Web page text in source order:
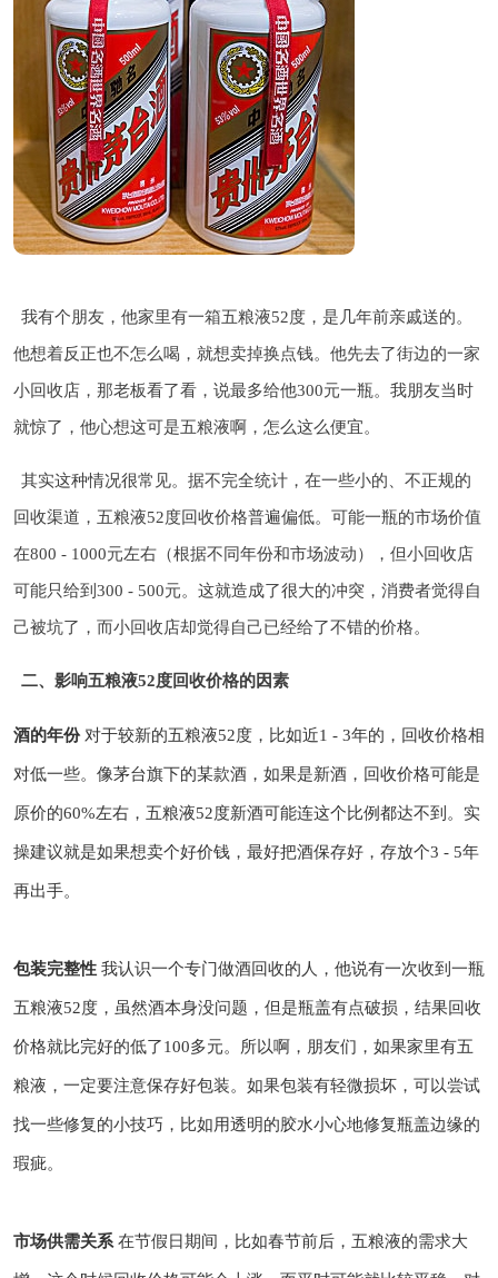
我有个朋友，他家里有一箱五粮液52度，是几年前亲戚送的。
他想着反正也不怎么喝，就想卖掉换点钱。他先去了街边的一家
小回收店，那老板看了看，说最多给他300元一瓶。我朋友当时
就惊了，他心想这可是五粮液啊，怎么这么便宜。
其实这种情况很常见。据不完全统计，在一些小的、不正规的
回收渠道，五粮液52度回收价格普遍偏低。可能一瓶的市场价值
在800 - 1000元左右（根据不同年份和市场波动），但小回收店
可能只给到300 - 500元。这就造成了很大的冲突，消费者觉得自
己被坑了，而小回收店却觉得自己已经给了不错的价格。
二、影响五粮液52度回收价格的因素
酒的年份对于较新的五粮液52度，比如近1 - 3年的，回收价格相
对低一些。像茅台旗下的某款酒，如果是新酒，回收价格可能是
原价的60%左右，五粮液52度新酒可能连这个比例都达不到。实
操建议就是如果想卖个好价钱，最好把酒保存好，存放个3 - 5年
再出手。
包装完整性我认识一个专门做酒回收的人，他说有一次收到一瓶
五粮液52度，虽然酒本身没问题，但是瓶盖有点破损，结果回收
价格就比完好的低了100多元。所以啊，朋友们，如果家里有五
粮液，一定要注意保存好包装。如果包装有轻微损坏，可以尝试
找一些修复的小技巧，比如用透明的胶水小心地修复瓶盖边缘的
瑕疵。
市场供需关系在节假日期间，比如春节前后，五粮液的需求大